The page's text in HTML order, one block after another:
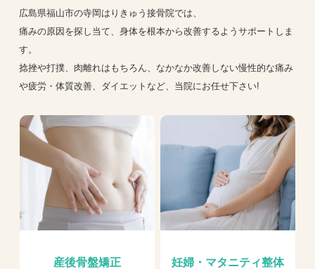
広島県福山市の寺岡はりきゅう接骨院では、
痛みの原因を探し当て、身体を根本から改善するようサポートしま
す。
捻挫や打撲、肉離れはもちろん、なかなか改善しない慢性的な痛み
や疲労・体質改善、ダイエットなど、当院にお任せ下さい!
産後骨盤矯正 妊婦・マタニティ整体